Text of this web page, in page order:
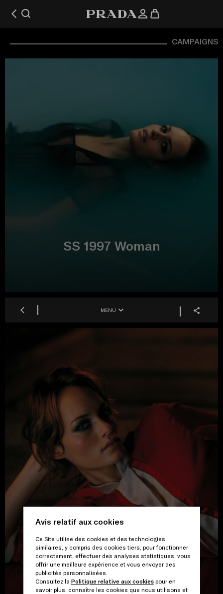
Avis relatif aux cookies
Ce Site utilise des cookies et des technologies
similaires, y compris des cookies tiers, pour fonctionner
correctement, effectuer des analyses statistiques, vous
offrir une meilleure expérience et vous envoyer des
publicités personnalisées.
Consultez la Politique relative aux cookiespour en
savoir plus, connaître les cookies que nous utilisons et
CAMPAIGNS
SS 1997 Woman
MENU